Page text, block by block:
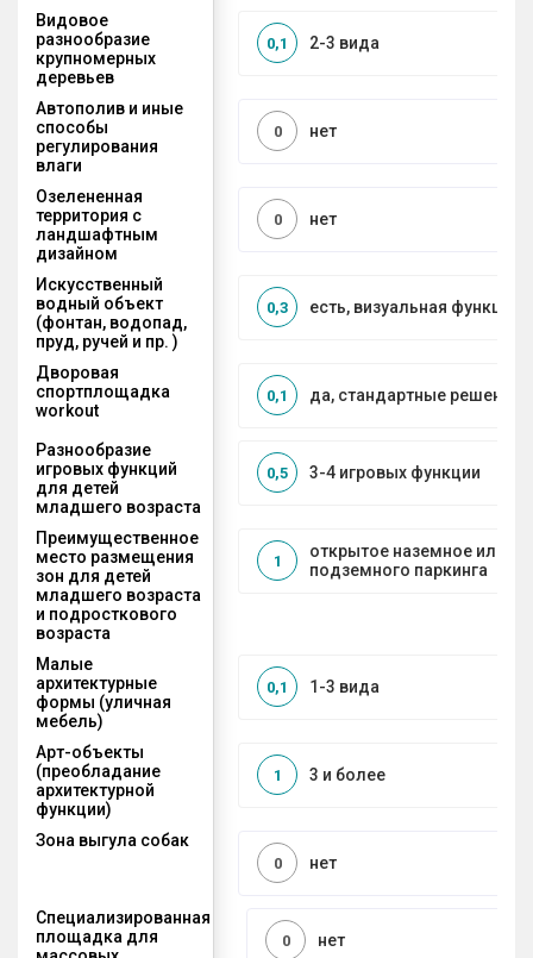
Видовое
разнообразие
крупномерных
деревьев
2-3 вида
0,1
Автополив и иные
способы
регулирования
влаги
нет
0
Озелененная
территория с
ландшафтным
дизайном
нет
0
Искусственный
водный объект
(фонтан, водопад,
пруд, ручей и пр. )
есть, визуальная функция
0,3
Дворовая
спортплощадка
workout
да, стандартные решения
0,1
Разнообразие
игровых функций
для детей
младшего возраста
3-4 игровых функции
0,5
Преимущественное
место размещения
зон для детей
младшего возраста
и подросткового
возраста
открытое наземное или на
подземного паркинга
1
Малые
архитектурные
формы (уличная
мебель)
1-3 вида
0,1
Арт-объекты
(преобладание
архитектурной
функции)
3 и более
1
Зона выгула собак
нет
0
Специализированная
площадка для
нет
0